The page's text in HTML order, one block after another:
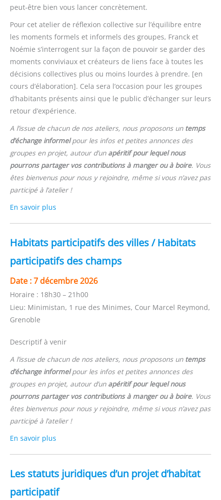
peut-être bien vous lancer concrètement.
Pour cet atelier de réflexion collective sur l’équilibre entre
les moments formels et informels des groupes, Franck et
Noémie s’interrogent sur la façon de pouvoir se garder des
moments conviviaux et créateurs de liens face à toutes les
décisions collectives plus ou moins lourdes à prendre. [en
cours d’élaboration]. Cela sera l’occasion pour les groupes
d’habitants présents ainsi que le public d’échanger sur leurs
retour d’expérience.
A l’issue de chacun de nos ateliers, nous proposons un temps
d’échange informelpour les infos et petites annonces des
groupes en projet, autour d’un apéritif pour lequel nous
pourrons partager vos contributions à manger ou à boire. Vous
êtes bienvenus pour nous y rejoindre, même si vous n’avez pas
participé à l’atelier !
En savoir plus
Habitats participatifs des villes / Habitats
participatifs des champs
Date :7 décembre 2026
Horaire : 18h30 – 21h00
Lieu: Minimistan, 1 rue des Minimes, Cour Marcel Reymond,
Grenoble
Descriptif à venir
A l’issue de chacun de nos ateliers, nous proposons un temps
d’échange informelpour les infos et petites annonces des
groupes en projet, autour d’un apéritif pour lequel nous
pourrons partager vos contributions à manger ou à boire. Vous
êtes bienvenus pour nous y rejoindre, même si vous n’avez pas
participé à l’atelier !
En savoir plus
Les statuts juridiques d’un projet d’habitat
participatif